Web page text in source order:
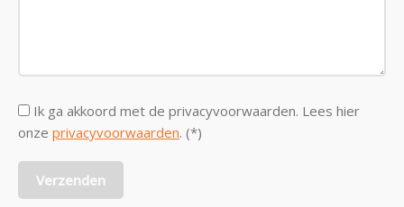
Ik ga akkoord met de privacyvoorwaarden. Lees hier
onze privacyvoorwaarden. (*)